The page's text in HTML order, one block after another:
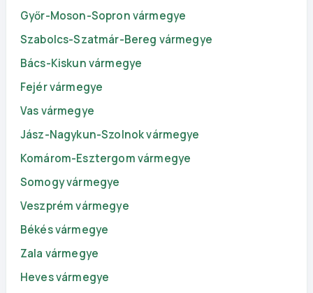
Győr-Moson-Sopron vármegye
Szabolcs-Szatmár-Bereg vármegye
Bács-Kiskun vármegye
Fejér vármegye
Vas vármegye
Jász-Nagykun-Szolnok vármegye
Komárom-Esztergom vármegye
Somogy vármegye
Veszprém vármegye
Békés vármegye
Zala vármegye
Heves vármegye